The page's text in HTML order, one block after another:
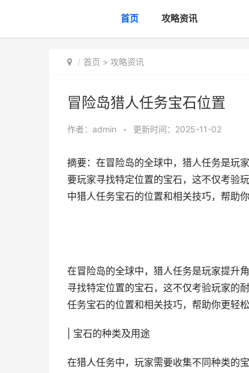
首页 攻略资讯
首页 > 攻略资讯
冒险岛猎人任务宝石位置
作者： admin • 更新时间：2025-11-02
摘要：在冒险岛的全球中，猎人任务是玩
要玩家寻找特定位置的宝石，这不仅考验
中猎人任务宝石的位置和相关技巧，帮助
在冒险岛的全球中，猎人任务是玩家提升
寻找特定位置的宝石，这不仅考验玩家的
任务宝石的位置和相关技巧，帮助你更轻松
| 宝石的种类及用途
在猎人任务中，玩家需要收集不同种类的